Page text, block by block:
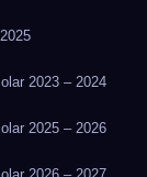
2023 – 2024
2025 – 2026